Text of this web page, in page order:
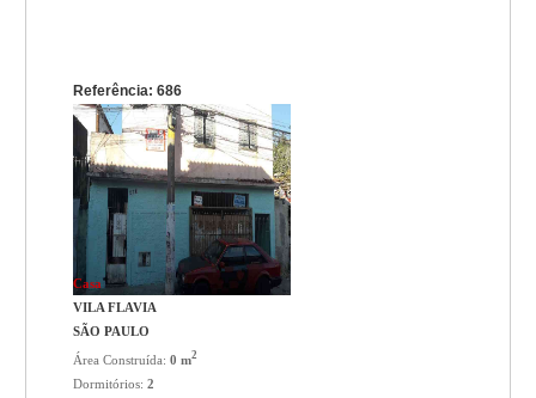
Referência: 686
Casa
VILA FLAVIA
SÃO PAULO
Área Construída:0 m2
Dormitórios:2